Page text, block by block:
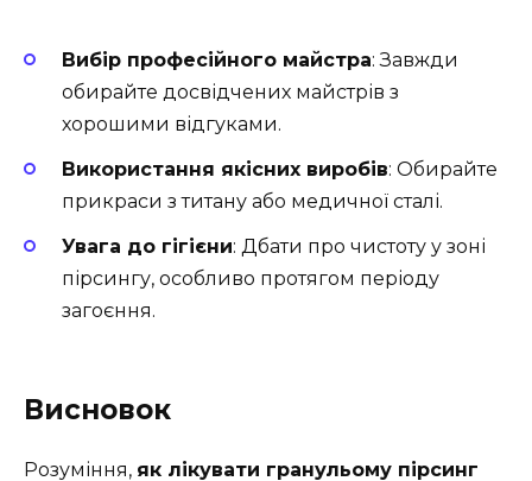
Вибір професійного майстра: Завжди
обирайте досвідчених майстрів з
хорошими відгуками.
Використання якісних виробів: Обирайте
прикраси з титану або медичної сталі.
Увага до гігієни: Дбати про чистоту у зоні
пірсингу, особливо протягом періоду
загоєння.
Висновок
Розуміння, як лікувати гранульому пірсинг